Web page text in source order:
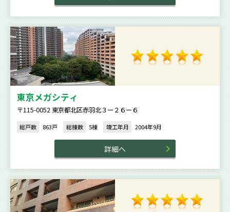
東京メガシティ
〒115-0052 東京都北区赤羽北３ー２６ー６
総戸数 863戸 総棟数 5棟 竣工年月 2004年9月
詳細へ